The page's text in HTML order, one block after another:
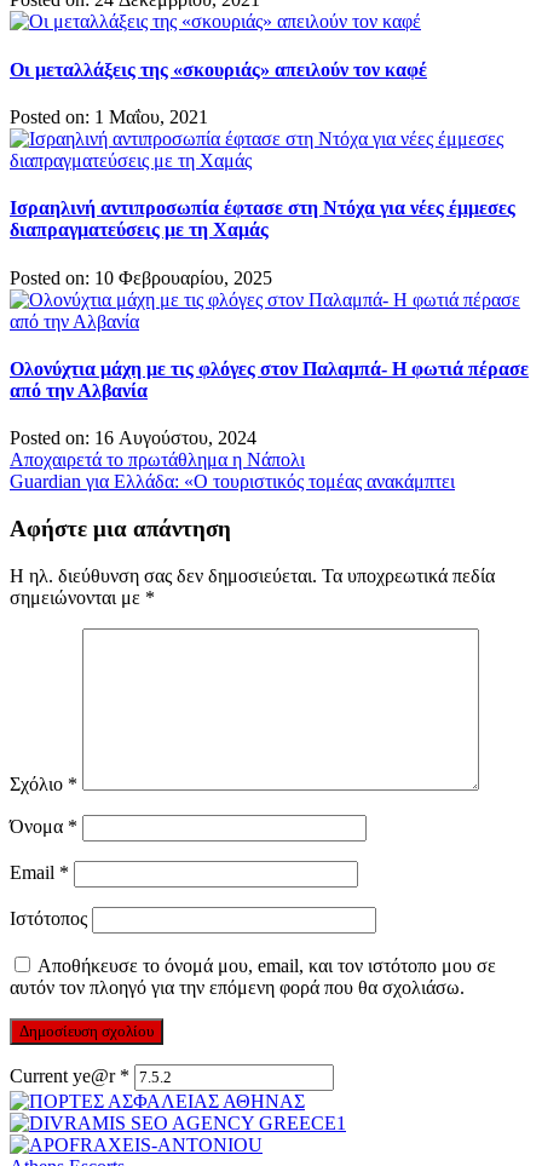
Οι μεταλλάξεις της «σκουριάς» απειλούν τον καφέ
Posted on: 1 Μαΐου, 2021
Ισραηλινή αντιπροσωπία έφτασε στη Ντόχα για νέες έμμεσες
διαπραγματεύσεις με τη Χαμάς
Posted on: 10 Φεβρουαρίου, 2025
Ολονύχτια μάχη με τις φλόγες στον Παλαμπά- Η φωτιά πέρασε
από την Αλβανία
Posted on: 16 Αυγούστου, 2024
Πλοήγηση
άρθρων
Αποχαιρετά το πρωτάθλημα η Νάπολι
Guardian για Ελλάδα: «Ο τουριστικός τομέας ανακάμπτει
Αφήστε μια απάντηση
Η ηλ. διεύθυνση σας δεν δημοσιεύεται. Τα υποχρεωτικά πεδία
σημειώνονται με *
Σχόλιο *
Όνομα *
Email *
Ιστότοπος
Αποθήκευσε το όνομά μου, email, και τον ιστότοπο μου σε
αυτόν τον πλοηγό για την επόμενη φορά που θα σχολιάσω.
Current ye@r *